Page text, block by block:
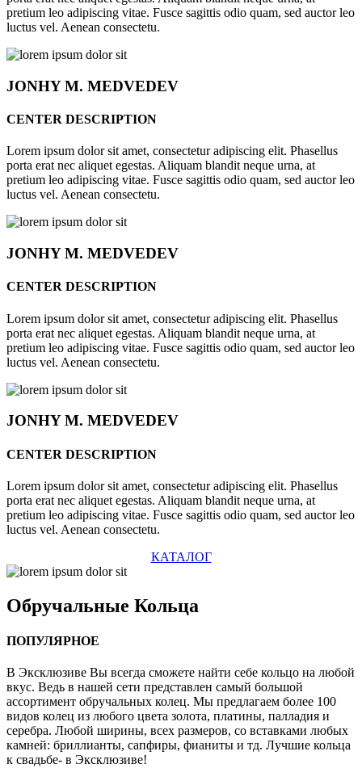
pretium leo adipiscing vitae. Fusce sagittis odio quam, sed auctor leo
luctus vel. Aenean consectetu.
JONHYM. MEDVEDEV
CENTER DESCRIPTION
Lorem ipsum dolor sit amet, consectetur adipiscing elit. Phasellus
porta erat nec aliquet egestas. Aliquam blandit neque urna, at
pretium leo adipiscing vitae. Fusce sagittis odio quam, sed auctor leo
luctus vel. Aenean consectetu.
JONHYM. MEDVEDEV
CENTER DESCRIPTION
Lorem ipsum dolor sit amet, consectetur adipiscing elit. Phasellus
porta erat nec aliquet egestas. Aliquam blandit neque urna, at
pretium leo adipiscing vitae. Fusce sagittis odio quam, sed auctor leo
luctus vel. Aenean consectetu.
JONHYM. MEDVEDEV
CENTER DESCRIPTION
Lorem ipsum dolor sit amet, consectetur adipiscing elit. Phasellus
porta erat nec aliquet egestas. Aliquam blandit neque urna, at
pretium leo adipiscing vitae. Fusce sagittis odio quam, sed auctor leo
luctus vel. Aenean consectetu.
КАТАЛОГ
Обручальные Кольца
ПОПУЛЯРНОЕ
В Эксклюзиве Вы всегда сможете найти себе кольцо на любой
вкус. Ведь в нашей сети представлен самый большой
ассортимент обручальных колец. Мы предлагаем более 100
видов колец из любого цвета золота, платины, палладия и
серебра. Любой ширины, всех размеров, со вставками любых
камней: бриллианты, сапфиры, фианиты и тд. Лучшие кольца
к свадьбе- в Эксклюзиве!